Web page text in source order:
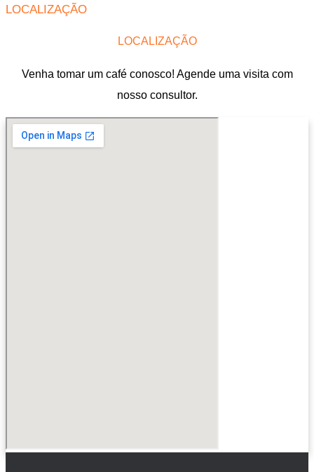
LOCALIZAÇÃO
LOCALIZAÇÃO
Venha tomar um café conosco! Agende uma visita com
nosso consultor.